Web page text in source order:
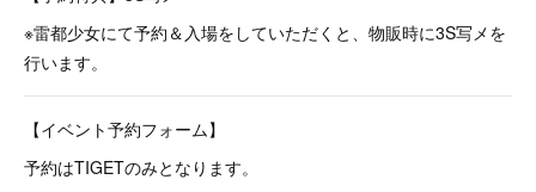
※雷都少女にて予約＆入場をしていただくと、物販時に3S写メを
行います。
【イベント予約フォーム】
予約はTIGETのみとなります。